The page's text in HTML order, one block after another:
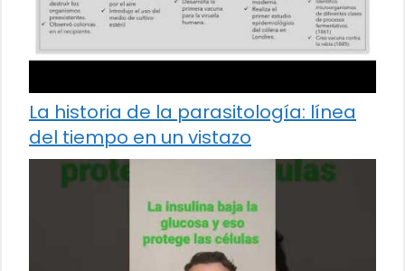
La historia de la parasitología: línea
del tiempo en un vistazo